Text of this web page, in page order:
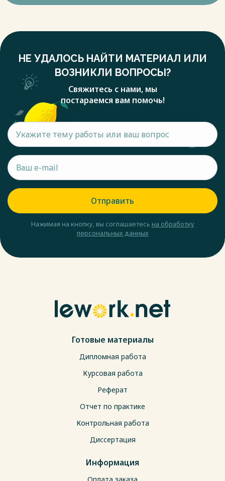
НЕ УДАЛОСЬ НАЙТИ МАТЕРИАЛ ИЛИ
ВОЗНИКЛИ ВОПРОСЫ?
Свяжитесь с нами, мы
постараемся вам помочь!
Отправить
Нажимая на кнопку, вы соглашаетесь на обработку
персональных данных
Готовые материалы
Дипломная работа
Курсовая работа
Реферат
Отчет по практике
Контрольная работа
Диссертация
Информация